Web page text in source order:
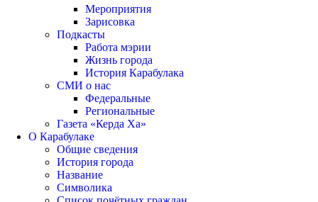
Мероприятия
Зарисовка
Подкасты
Работа мэрии
Жизнь города
История Карабулака
СМИ о нас
Федеральные
Региональные
Газета «Керда Ха»
О Карабулаке
Общие сведения
История города
Название
Символика